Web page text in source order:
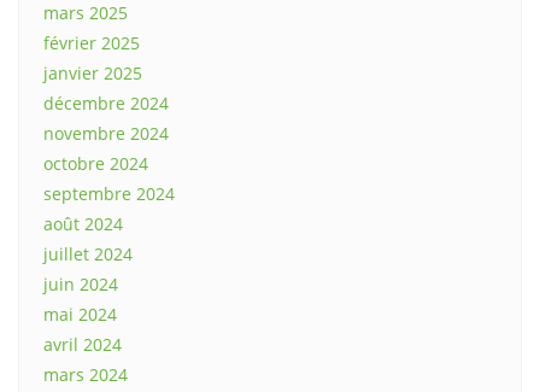
mars 2025
février 2025
janvier 2025
décembre 2024
novembre 2024
octobre 2024
septembre 2024
août 2024
juillet 2024
juin 2024
mai 2024
avril 2024
mars 2024